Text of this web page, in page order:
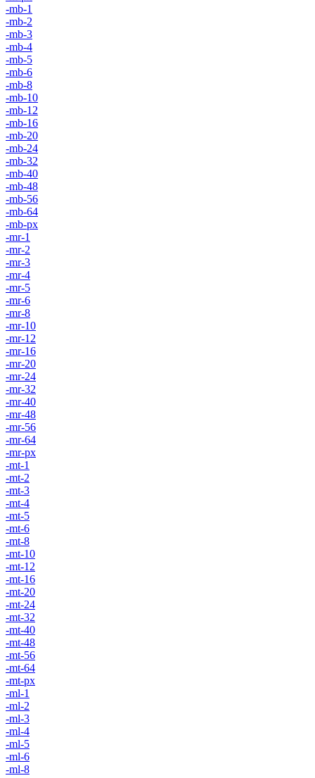
-mb-1
-mb-2
-mb-3
-mb-4
-mb-5
-mb-6
-mb-8
-mb-10
-mb-12
-mb-16
-mb-20
-mb-24
-mb-32
-mb-40
-mb-48
-mb-56
-mb-64
-mb-px
-mr-1
-mr-2
-mr-3
-mr-4
-mr-5
-mr-6
-mr-8
-mr-10
-mr-12
-mr-16
-mr-20
-mr-24
-mr-32
-mr-40
-mr-48
-mr-56
-mr-64
-mr-px
-mt-1
-mt-2
-mt-3
-mt-4
-mt-5
-mt-6
-mt-8
-mt-10
-mt-12
-mt-16
-mt-20
-mt-24
-mt-32
-mt-40
-mt-48
-mt-56
-mt-64
-mt-px
-ml-1
-ml-2
-ml-3
-ml-4
-ml-5
-ml-6
-ml-8